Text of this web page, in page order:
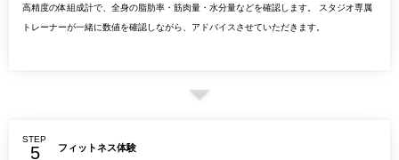
高精度の体組成計で、全身の脂肪率・筋肉量・水分量などを確認します。 スタジオ専属
トレーナーが一緒に数値を確認しながら、アドバイスさせていただきます。
STEP
フィットネス体験